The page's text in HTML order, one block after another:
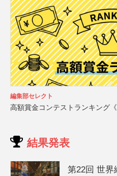
編集部セレクト
高額賞金コンテストランキング《
結果発表
第22回 世界